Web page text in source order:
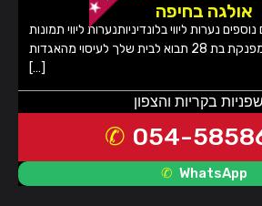
אולגה בחיפה
נערות ליווי בלונדיניותנערות ליווי תמונות
אמיתיות אולגה, רוסייה מפנקת בת 28 תבוא לבית שלך לעיסוי מהאגדות
[…]
בקריות והצפון
054-
WhatsApp